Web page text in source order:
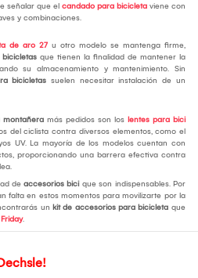
señalar que el candado para bicicleta viene con
y combinaciones.
de aro 27 u otro modelo se mantenga firme,
bicicletas que tienen la finalidad de mantener la
su almacenamiento y mantenimiento. Sin
bicicletas suelen necesitar instalación de un
montañera más pedidos son los lentes para bici
del ciclista contra diversos elementos, como el
UV. La mayoría de los modelos cuentan con
proporcionando una barrera efectiva contra
de accesorios bici que son indispensables. Por
falta en estos momentos para movilizarte por la
un kit de accesorios para bicicleta que
.